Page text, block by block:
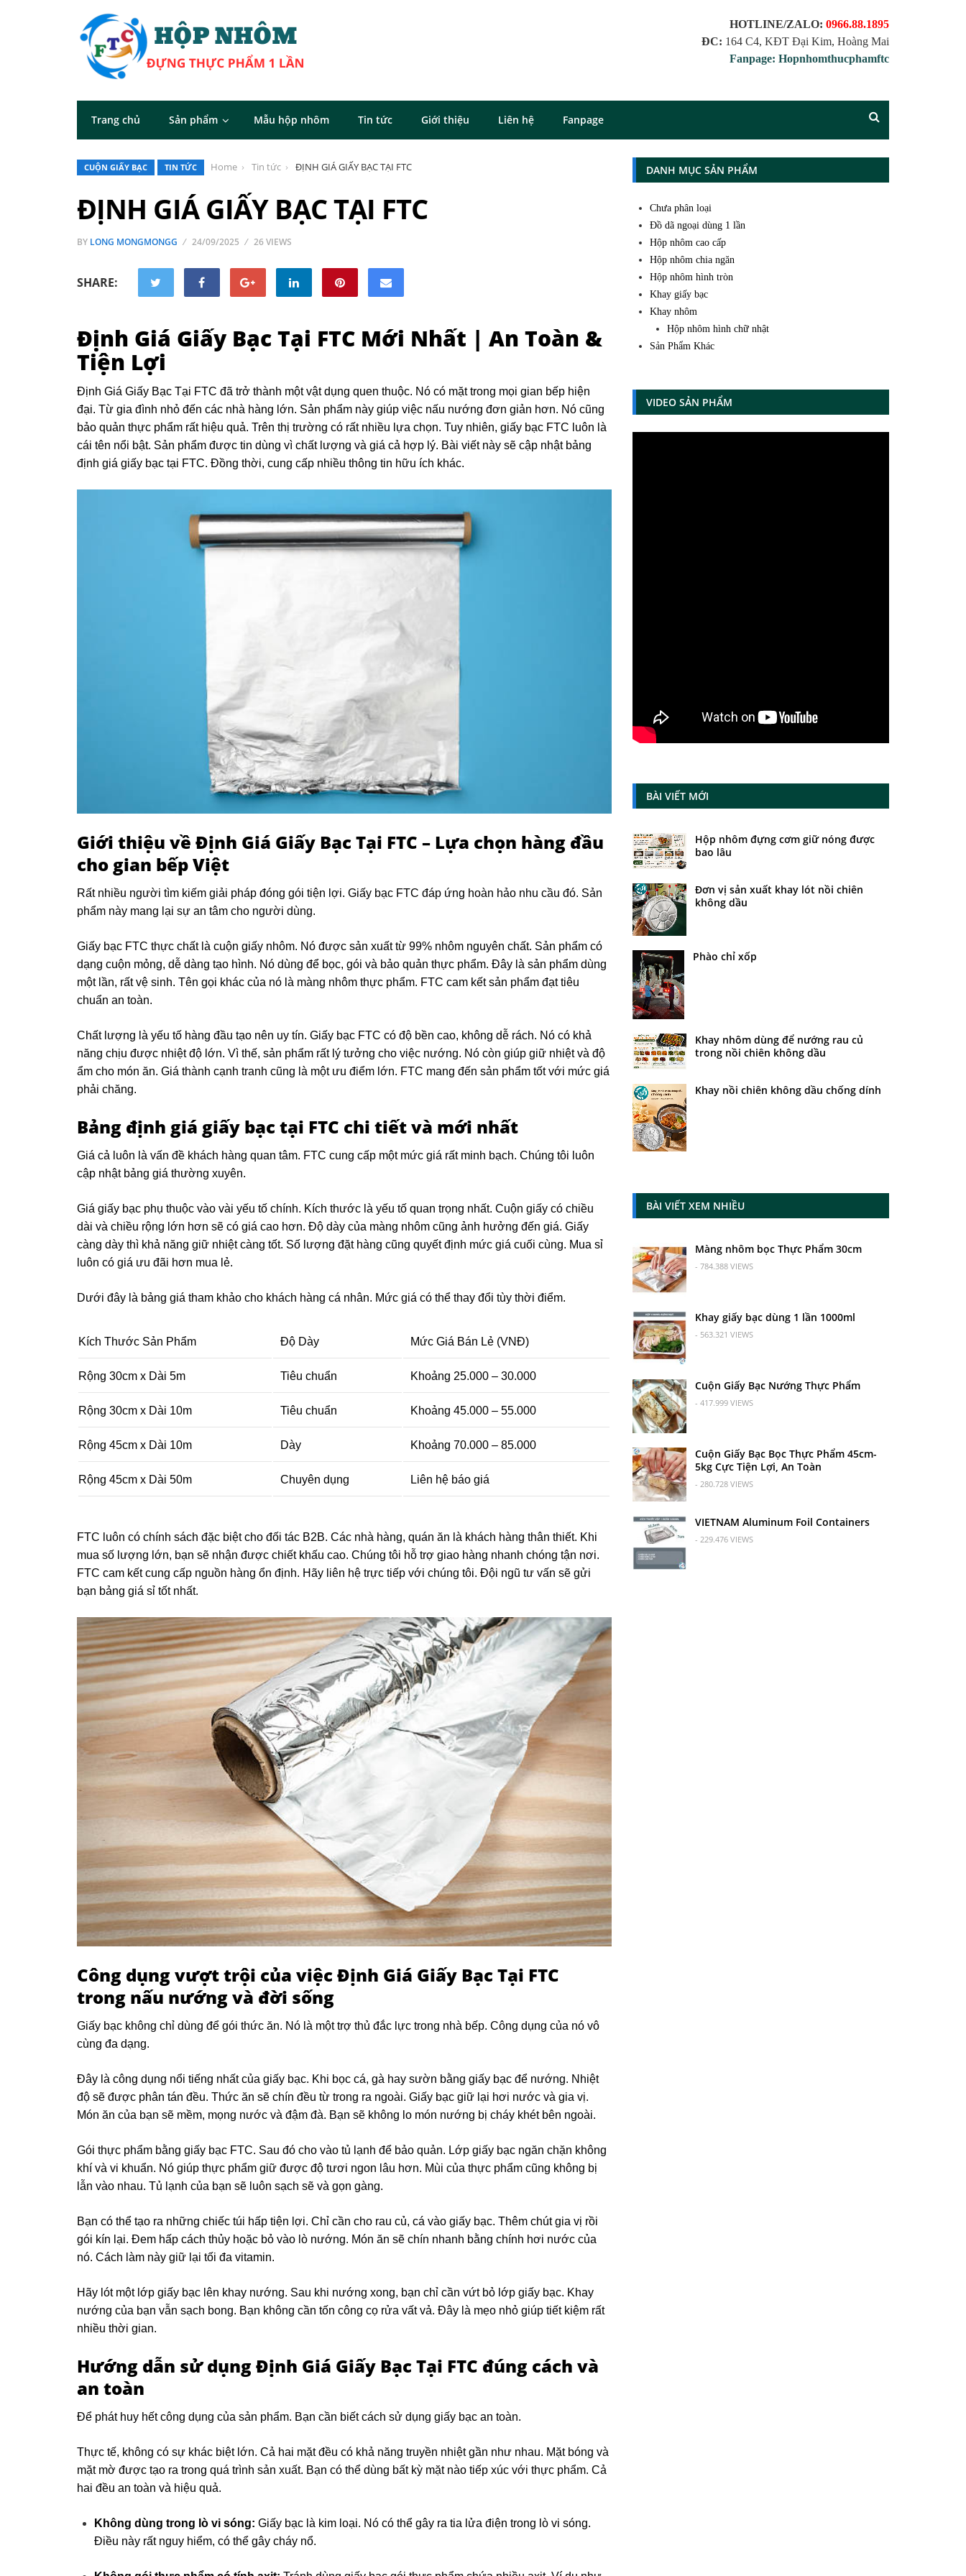
HOTLINE/ZALO: 0966.88.1895
ĐC: 164 C4, KĐT Đại Kim, Hoàng Mai
Fanpage: Hopnhomthucphamftc
Trang chủ Sản phẩm Mẫu hộp nhôm Tin tức Giới thiệu Liên hệ Fanpage
CUỘN GIẤY BẠC TIN TỨC Home Tin tức ĐỊNH GIÁ GIẤY BẠC TẠI FTC
ĐỊNH GIÁ GIẤY BẠC TẠI FTC
BY LONG MONGMONGG 24/09/2025 26 VIEWS
SHARE:
Định Giá Giấy Bạc Tại FTC Mới Nhất | An Toàn &
Tiện Lợi
Định Giá Giấy Bạc Tại FTC đã trở thành một vật dụng quen thuộc. Nó có mặt trong mọi gian bếp hiện
đại. Từ gia đình nhỏ đến các nhà hàng lớn. Sản phẩm này giúp việc nấu nướng đơn giản hơn. Nó cũng
bảo quản thực phẩm rất hiệu quả. Trên thị trường có rất nhiều lựa chọn. Tuy nhiên, giấy bạc FTC luôn là
cái tên nổi bật. Sản phẩm được tin dùng vì chất lượng và giá cả hợp lý. Bài viết này sẽ cập nhật bảng
định giá giấy bạc tại FTC. Đồng thời, cung cấp nhiều thông tin hữu ích khác.
Giới thiệu về Định Giá Giấy Bạc Tại FTC – Lựa chọn hàng đầu
cho gian bếp Việt
Rất nhiều người tìm kiếm giải pháp đóng gói tiện lợi. Giấy bạc FTC đáp ứng hoàn hảo nhu cầu đó. Sản
phẩm này mang lại sự an tâm cho người dùng.
Giấy bạc FTC thực chất là cuộn giấy nhôm. Nó được sản xuất từ 99% nhôm nguyên chất. Sản phẩm có
dạng cuộn mỏng, dễ dàng tạo hình. Nó dùng để bọc, gói và bảo quản thực phẩm. Đây là sản phẩm dùng
một lần, rất vệ sinh. Tên gọi khác của nó là màng nhôm thực phẩm. FTC cam kết sản phẩm đạt tiêu
chuẩn an toàn.
Chất lượng là yếu tố hàng đầu tạo nên uy tín. Giấy bạc FTC có độ bền cao, không dễ rách. Nó có khả
năng chịu được nhiệt độ lớn. Vì thế, sản phẩm rất lý tưởng cho việc nướng. Nó còn giúp giữ nhiệt và độ
ẩm cho món ăn. Giá thành cạnh tranh cũng là một ưu điểm lớn. FTC mang đến sản phẩm tốt với mức giá
phải chăng.
Bảng định giá giấy bạc tại FTC chi tiết và mới nhất
Giá cả luôn là vấn đề khách hàng quan tâm. FTC cung cấp một mức giá rất minh bạch. Chúng tôi luôn
cập nhật bảng giá thường xuyên.
Giá giấy bạc phụ thuộc vào vài yếu tố chính. Kích thước là yếu tố quan trọng nhất. Cuộn giấy có chiều
dài và chiều rộng lớn hơn sẽ có giá cao hơn. Độ dày của màng nhôm cũng ảnh hưởng đến giá. Giấy
càng dày thì khả năng giữ nhiệt càng tốt. Số lượng đặt hàng cũng quyết định mức giá cuối cùng. Mua sỉ
luôn có giá ưu đãi hơn mua lẻ.
Dưới đây là bảng giá tham khảo cho khách hàng cá nhân. Mức giá có thể thay đổi tùy thời điểm.
Kích Thước Sản Phẩm Độ Dày Mức Giá Bán Lẻ (VNĐ)
Rộng 30cm x Dài 5m Tiêu chuẩn Khoảng 25.000 – 30.000
Rộng 30cm x Dài 10m Tiêu chuẩn Khoảng 45.000 – 55.000
Rộng 45cm x Dài 10m Dày Khoảng 70.000 – 85.000
Rộng 45cm x Dài 50m Chuyên dụng Liên hệ báo giá
FTC luôn có chính sách đặc biệt cho đối tác B2B. Các nhà hàng, quán ăn là khách hàng thân thiết. Khi
mua số lượng lớn, bạn sẽ nhận được chiết khấu cao. Chúng tôi hỗ trợ giao hàng nhanh chóng tận nơi.
FTC cam kết cung cấp nguồn hàng ổn định. Hãy liên hệ trực tiếp với chúng tôi. Đội ngũ tư vấn sẽ gửi
bạn bảng giá sỉ tốt nhất.
Công dụng vượt trội của việcĐịnh Giá Giấy Bạc Tại FTC
trong nấu nướng và đời sống
Giấy bạc không chỉ dùng để gói thức ăn. Nó là một trợ thủ đắc lực trong nhà bếp. Công dụng của nó vô
cùng đa dạng.
Đây là công dụng nổi tiếng nhất của giấy bạc. Khi bọc cá, gà hay sườn bằng giấy bạc để nướng. Nhiệt
độ sẽ được phân tán đều. Thức ăn sẽ chín đều từ trong ra ngoài. Giấy bạc giữ lại hơi nước và gia vị.
Món ăn của bạn sẽ mềm, mọng nước và đậm đà. Bạn sẽ không lo món nướng bị cháy khét bên ngoài.
Gói thực phẩm bằng giấy bạc FTC. Sau đó cho vào tủ lạnh để bảo quản. Lớp giấy bạc ngăn chặn không
khí và vi khuẩn. Nó giúp thực phẩm giữ được độ tươi ngon lâu hơn. Mùi của thực phẩm cũng không bị
lẫn vào nhau. Tủ lạnh của bạn sẽ luôn sạch sẽ và gọn gàng.
Bạn có thể tạo ra những chiếc túi hấp tiện lợi. Chỉ cần cho rau củ, cá vào giấy bạc. Thêm chút gia vị rồi
gói kín lại. Đem hấp cách thủy hoặc bỏ vào lò nướng. Món ăn sẽ chín nhanh bằng chính hơi nước của
nó. Cách làm này giữ lại tối đa vitamin.
Hãy lót một lớp giấy bạc lên khay nướng. Sau khi nướng xong, bạn chỉ cần vứt bỏ lớp giấy bạc. Khay
nướng của bạn vẫn sạch bong. Bạn không cần tốn công cọ rửa vất vả. Đây là mẹo nhỏ giúp tiết kiệm rất
nhiều thời gian.
Hướng dẫn sử dụngĐịnh Giá Giấy Bạc Tại FTC đúng cách và
an toàn
Để phát huy hết công dụng của sản phẩm. Bạn cần biết cách sử dụng giấy bạc an toàn.
Thực tế, không có sự khác biệt lớn. Cả hai mặt đều có khả năng truyền nhiệt gần như nhau. Mặt bóng và
mặt mờ được tạo ra trong quá trình sản xuất. Bạn có thể dùng bất kỳ mặt nào tiếp xúc với thực phẩm. Cả
hai đều an toàn và hiệu quả.
Không dùng trong lò vi sóng: Giấy bạc là kim loại. Nó có thể gây ra tia lửa điện trong lò vi sóng.
Điều này rất nguy hiểm, có thể gây cháy nổ.
DANH MỤC SẢN PHẨM
Chưa phân loại
Đồ dã ngoại dùng 1 lần
Hộp nhôm cao cấp
Hộp nhôm chia ngăn
Hộp nhôm hình tròn
Khay giấy bạc
Khay nhôm
Hộp nhôm hình chữ nhật
Sản Phẩm Khác
VIDEO SẢN PHẨM
BÀI VIẾT MỚI
Hộp nhôm đựng cơm giữ nóng được
bao lâu
Đơn vị sản xuất khay lót nồi chiên
không dầu
Phào chỉ xốp
Khay nhôm dùng để nướng rau củ
trong nồi chiên không dầu
Khay nồi chiên không dầu chống dính
BÀI VIẾT XEM NHIỀU
Màng nhôm bọc Thực Phẩm 30cm
- 784.388 VIEWS
Khay giấy bạc dùng 1 lần 1000ml
- 563.321 VIEWS
Cuộn Giấy Bạc Nướng Thực Phẩm
- 417.999 VIEWS
Cuộn Giấy Bạc Bọc Thực Phẩm 45cm-
5kg Cực Tiện Lợi, An Toàn
- 280.728 VIEWS
VIETNAM Aluminum Foil Containers
- 229.476 VIEWS